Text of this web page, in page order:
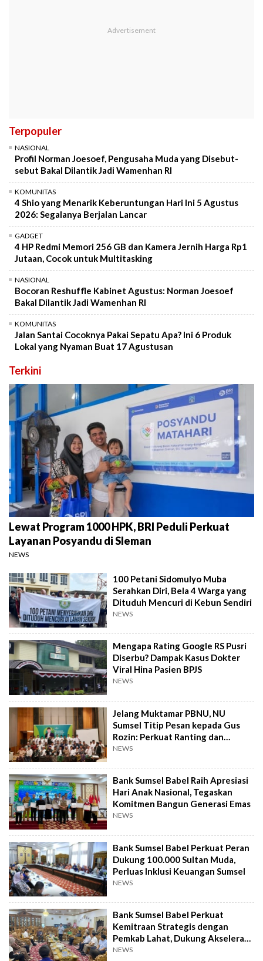
Terpopuler
NASIONAL
Profil Norman Joesoef, Pengusaha Muda yang Disebut-
sebut Bakal Dilantik Jadi Wamenhan RI
KOMUNITAS
4 Shio yang Menarik Keberuntungan Hari Ini 5 Agustus
2026: Segalanya Berjalan Lancar
GADGET
4 HP Redmi Memori 256 GB dan Kamera Jernih Harga Rp1
Jutaan, Cocok untuk Multitasking
NASIONAL
Bocoran Reshuffle Kabinet Agustus: Norman Joesoef
Bakal Dilantik Jadi Wamenhan RI
KOMUNITAS
Jalan Santai Cocoknya Pakai Sepatu Apa? Ini 6 Produk
Lokal yang Nyaman Buat 17 Agustusan
Terkini
Lewat Program 1000 HPK, BRI Peduli Perkuat
Layanan Posyandu di Sleman
NEWS
100 Petani Sidomulyo Muba
Serahkan Diri, Bela 4 Warga yang
Dituduh Mencuri di Kebun Sendiri
NEWS
Mengapa Rating Google RS Pusri
Diserbu? Dampak Kasus Dokter
Viral Hina Pasien BPJS
NEWS
Jelang Muktamar PBNU, NU
Sumsel Titip Pesan kepada Gus
Rozin: Perkuat Ranting dan
Pesantren
NEWS
Bank Sumsel Babel Raih Apresiasi
Hari Anak Nasional, Tegaskan
Komitmen Bangun Generasi Emas
NEWS
Bank Sumsel Babel Perkuat Peran
Dukung 100.000 Sultan Muda,
Perluas Inklusi Keuangan Sumsel
NEWS
Bank Sumsel Babel Perkuat
Kemitraan Strategis dengan
Pemkab Lahat, Dukung Akselerasi
Ekonomi Daerah
NEWS